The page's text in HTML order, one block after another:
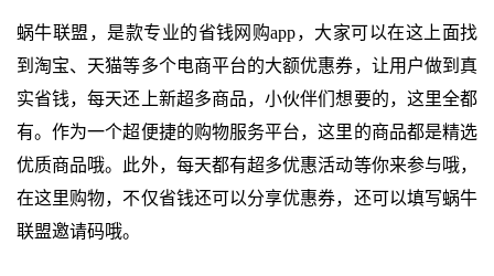
蜗牛联盟，是款专业的省钱网购app，大家可以在这上面找
到淘宝、天猫等多个电商平台的大额优惠券，让用户做到真
实省钱，每天还上新超多商品，小伙伴们想要的，这里全都
有。作为一个超便捷的购物服务平台，这里的商品都是精选
优质商品哦。此外，每天都有超多优惠活动等你来参与哦，
在这里购物，不仅省钱还可以分享优惠券，还可以填写蜗牛
联盟邀请码哦。